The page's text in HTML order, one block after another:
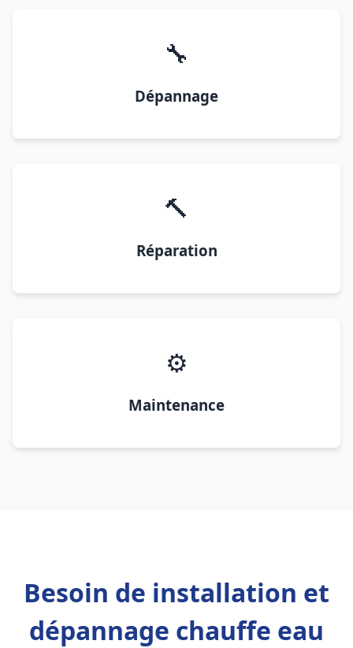
🔧
Dépannage
🔨
Réparation
⚙️
Maintenance
Besoin de installation et
dépannage chauffe eau